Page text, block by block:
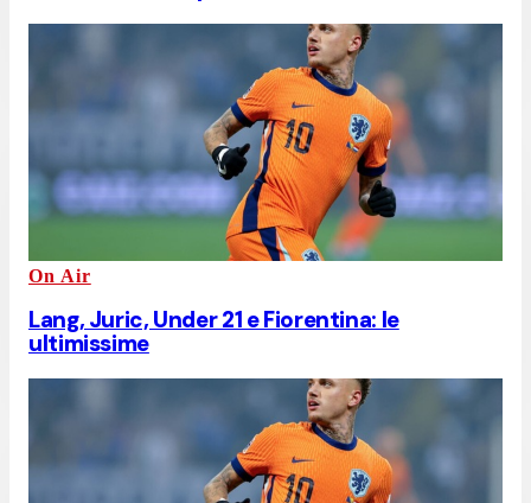
On Air
Lang, Juric, Under 21 e Fiorentina: le
ultimissime